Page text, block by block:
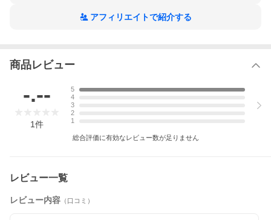
●送料無料(5,400円以上)でも冷凍商品は別途324円かかります
※送料無料の場合は、クール便送料のみ追加
0円
※5,400円以上は通常送料無料
アフィリエイトで紹介する
商品レビュー
-.--
1件
5
4
3
2
1
総合評価に有効なレビュー数が足りません
レビュー一覧
レビュー内容 （口コミ）